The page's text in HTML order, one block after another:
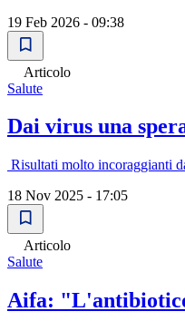
19 Feb 2026 - 09:38
Articolo
Salute
Dai virus una
Risultati molto incoraggianti
18 Nov 2025 - 17:05
Articolo
Salute
Aifa: